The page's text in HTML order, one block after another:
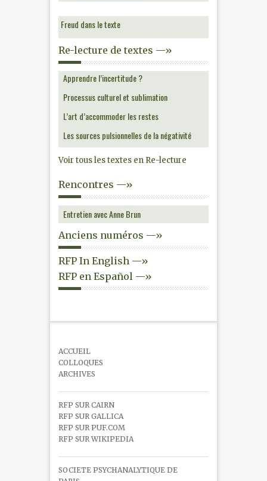
Freud dans le texte
Re-lecture de textes —»
Apprendre l’incertitude ?
Processus culturel et sublimation
L’art d’accommoder les restes
Les sources pulsionnelles de la négativité
Voir tous les textes en Re-lecture
Rencontres —»
Entretien avec Anne Brun
Anciens numéros —»
RFP In English —»
RFP en Español —»
ACCUEIL
COLLOQUES
ARCHIVES
RFP SUR CAIRN
RFP SUR GALLICA
RFP SUR PUF.COM
RFP SUR WIKIPEDIA
SOCIETE PSYCHANALYTIQUE DE